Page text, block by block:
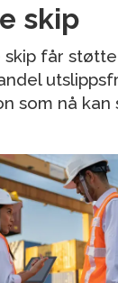
skip
får
som nå kan